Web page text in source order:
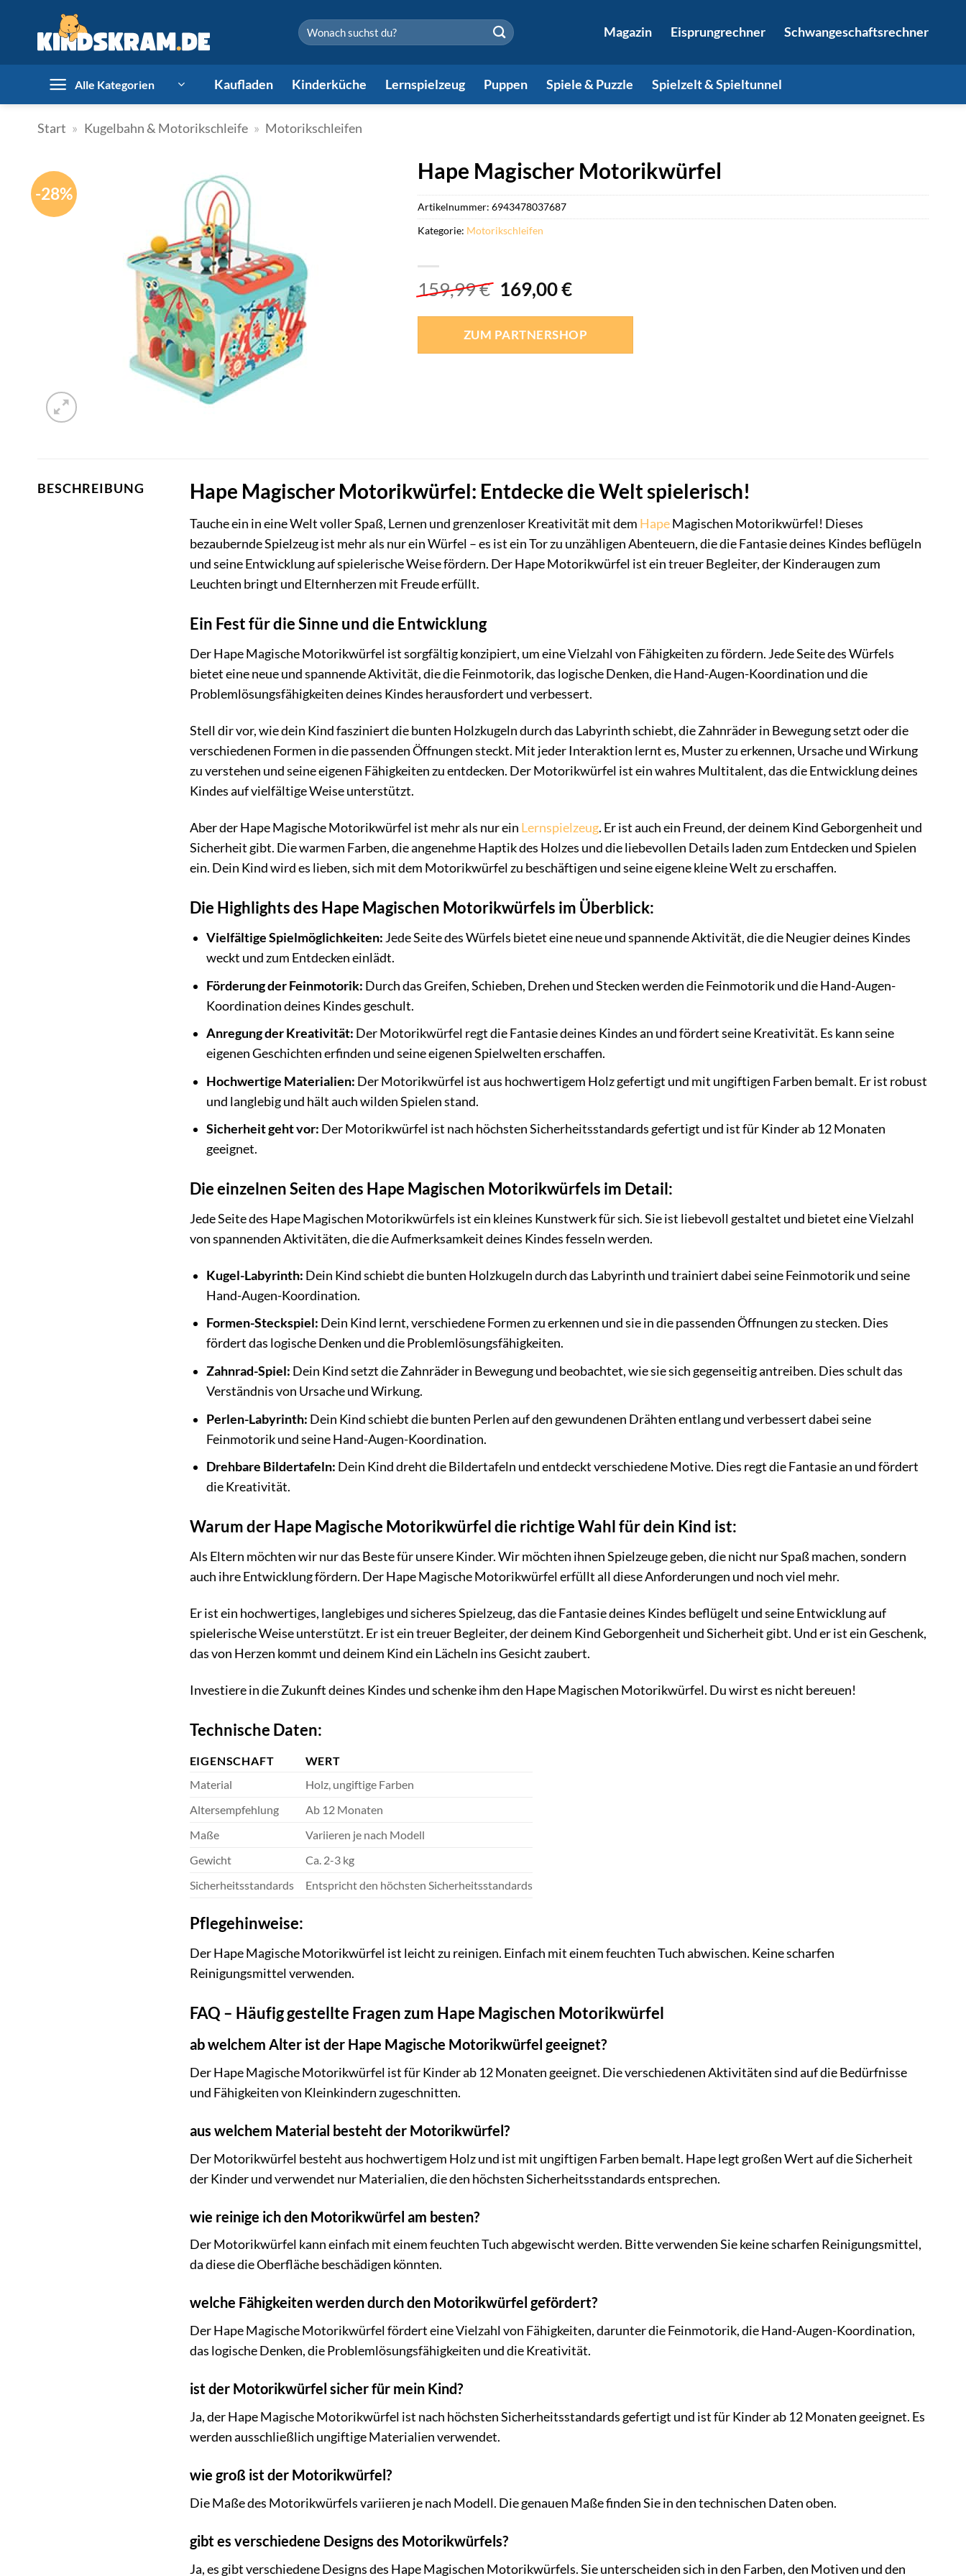
springen
Suchen
nach:
Magazin Eisprungrechner Schwangeschaftsrechner
Alle Kategorien Kaufladen Kinderküche Lernspielzeug Puppen Spiele & Puzzle Spielzelt & Spieltunnel
Start » Kugelbahn & Motorikschleife » Motorikschleifen
-28%
Hape Magischer Motorikwürfel
159,99€ Ursprünglicher
war:
159,99 €
169,00€Aktueller
ist:
169,00 €.
ZUM PARTNERSHOP
Artikelnummer:6943478037687
Kategorie: Motorikschleifen
BESCHREIBUNG Hape Magischer Motorikwürfel: Entdecke die Welt spielerisch!
Tauche ein in eine Welt voller Spaß, Lernen und grenzenloser Kreativität mit dem HapeMagischen Motorikwürfel! Dieses
bezaubernde Spielzeug ist mehr als nur ein Würfel – es ist ein Tor zu unzähligen Abenteuern, die die Fantasie deines Kindes beflügeln
und seine Entwicklung auf spielerische Weise fördern. Der Hape Motorikwürfel ist ein treuer Begleiter, der Kinderaugen zum
Leuchten bringt und Elternherzen mit Freude erfüllt.
Ein Fest für die Sinne und die Entwicklung
Der Hape Magische Motorikwürfel ist sorgfältig konzipiert, um eine Vielzahl von Fähigkeiten zu fördern. Jede Seite des Würfels
bietet eine neue und spannende Aktivität, die die Feinmotorik, das logische Denken, die Hand-Augen-Koordination und die
Problemlösungsfähigkeiten deines Kindes herausfordert und verbessert.
Stell dir vor, wie dein Kind fasziniert die bunten Holzkugeln durch das Labyrinth schiebt, die Zahnräder in Bewegung setzt oder die
verschiedenen Formen in die passenden Öffnungen steckt. Mit jeder Interaktion lernt es, Muster zu erkennen, Ursache und Wirkung
zu verstehen und seine eigenen Fähigkeiten zu entdecken. Der Motorikwürfel ist ein wahres Multitalent, das die Entwicklung deines
Kindes auf vielfältige Weise unterstützt.
Aber der Hape Magische Motorikwürfel ist mehr als nur ein Lernspielzeug. Er ist auch ein Freund, der deinem Kind Geborgenheit und
Sicherheit gibt. Die warmen Farben, die angenehme Haptik des Holzes und die liebevollen Details laden zum Entdecken und Spielen
ein. Dein Kind wird es lieben, sich mit dem Motorikwürfel zu beschäftigen und seine eigene kleine Welt zu erschaffen.
Die Highlights des Hape Magischen Motorikwürfels im Überblick:
Vielfältige Spielmöglichkeiten: Jede Seite des Würfels bietet eine neue und spannende Aktivität, die die Neugier deines Kindes
weckt und zum Entdecken einlädt.
Förderung der Feinmotorik: Durch das Greifen, Schieben, Drehen und Stecken werden die Feinmotorik und die Hand-Augen-
Koordination deines Kindes geschult.
Anregung der Kreativität: Der Motorikwürfel regt die Fantasie deines Kindes an und fördert seine Kreativität. Es kann seine
eigenen Geschichten erfinden und seine eigenen Spielwelten erschaffen.
Hochwertige Materialien: Der Motorikwürfel ist aus hochwertigem Holz gefertigt und mit ungiftigen Farben bemalt. Er ist robust
und langlebig und hält auch wilden Spielen stand.
Sicherheit geht vor: Der Motorikwürfel ist nach höchsten Sicherheitsstandards gefertigt und ist für Kinder ab 12 Monaten
geeignet.
Die einzelnen Seiten des Hape Magischen Motorikwürfels im Detail:
Jede Seite des Hape Magischen Motorikwürfels ist ein kleines Kunstwerk für sich. Sie ist liebevoll gestaltet und bietet eine Vielzahl
von spannenden Aktivitäten, die die Aufmerksamkeit deines Kindes fesseln werden.
Kugel-Labyrinth: Dein Kind schiebt die bunten Holzkugeln durch das Labyrinth und trainiert dabei seine Feinmotorik und seine
Hand-Augen-Koordination.
Formen-Steckspiel: Dein Kind lernt, verschiedene Formen zu erkennen und sie in die passenden Öffnungen zu stecken. Dies
fördert das logische Denken und die Problemlösungsfähigkeiten.
Zahnrad-Spiel: Dein Kind setzt die Zahnräder in Bewegung und beobachtet, wie sie sich gegenseitig antreiben. Dies schult das
Verständnis von Ursache und Wirkung.
Perlen-Labyrinth: Dein Kind schiebt die bunten Perlen auf den gewundenen Drähten entlang und verbessert dabei seine
Feinmotorik und seine Hand-Augen-Koordination.
Drehbare Bildertafeln: Dein Kind dreht die Bildertafeln und entdeckt verschiedene Motive. Dies regt die Fantasie an und fördert
die Kreativität.
Warum der Hape Magische Motorikwürfel die richtige Wahl für dein Kind ist:
Als Eltern möchten wir nur das Beste für unsere Kinder. Wir möchten ihnen Spielzeuge geben, die nicht nur Spaß machen, sondern
auch ihre Entwicklung fördern. Der Hape Magische Motorikwürfel erfüllt all diese Anforderungen und noch viel mehr.
Er ist ein hochwertiges, langlebiges und sicheres Spielzeug, das die Fantasie deines Kindes beflügelt und seine Entwicklung auf
spielerische Weise unterstützt. Er ist ein treuer Begleiter, der deinem Kind Geborgenheit und Sicherheit gibt. Und er ist ein Geschenk,
das von Herzen kommt und deinem Kind ein Lächeln ins Gesicht zaubert.
Investiere in die Zukunft deines Kindes und schenke ihm den Hape Magischen Motorikwürfel. Du wirst es nicht bereuen!
Technische Daten:
EIGENSCHAFT
WERT
Material
Holz, ungiftige Farben
Altersempfehlung
Ab 12 Monaten
Maße
Variieren je nach Modell
Gewicht
Ca. 2-3 kg
Sicherheitsstandards
Entspricht den höchsten Sicherheitsstandards
Pflegehinweise:
Der Hape Magische Motorikwürfel ist leicht zu reinigen. Einfach mit einem feuchten Tuch abwischen. Keine scharfen
Reinigungsmittel verwenden.
FAQ – Häufig gestellte Fragen zum Hape Magischen Motorikwürfel
ab welchem Alter ist der Hape Magische Motorikwürfel geeignet?
Der Hape Magische Motorikwürfel ist für Kinder ab 12 Monaten geeignet. Die verschiedenen Aktivitäten sind auf die Bedürfnisse
und Fähigkeiten von Kleinkindern zugeschnitten.
aus welchem Material besteht der Motorikwürfel?
Der Motorikwürfel besteht aus hochwertigem Holz und ist mit ungiftigen Farben bemalt. Hape legt großen Wert auf die Sicherheit
der Kinder und verwendet nur Materialien, die den höchsten Sicherheitsstandards entsprechen.
wie reinige ich den Motorikwürfel am besten?
Der Motorikwürfel kann einfach mit einem feuchten Tuch abgewischt werden. Bitte verwenden Sie keine scharfen Reinigungsmittel,
da diese die Oberfläche beschädigen könnten.
welche Fähigkeiten werden durch den Motorikwürfel gefördert?
Der Hape Magische Motorikwürfel fördert eine Vielzahl von Fähigkeiten, darunter die Feinmotorik, die Hand-Augen-Koordination,
das logische Denken, die Problemlösungsfähigkeiten und die Kreativität.
ist der Motorikwürfel sicher für mein Kind?
Ja, der Hape Magische Motorikwürfel ist nach höchsten Sicherheitsstandards gefertigt und ist für Kinder ab 12 Monaten geeignet. Es
werden ausschließlich ungiftige Materialien verwendet.
wie groß ist der Motorikwürfel?
Die Maße des Motorikwürfels variieren je nach Modell. Die genauen Maße finden Sie in den technischen Daten oben.
gibt es verschiedene Designs des Motorikwürfels?
Ja, es gibt verschiedene Designs des Hape Magischen Motorikwürfels. Sie unterscheiden sich in den Farben, den Motiven und den